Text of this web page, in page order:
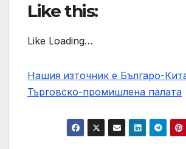
Like this:
Like Loading…
Нашия източник е Българо-
Търговско-промишлена палaта